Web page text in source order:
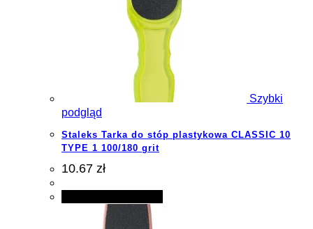
Szybki
podgląd
Staleks Tarka do stóp plastykowa CLASSIC 10
TYPE 1 100/180 grit
10.67 zł